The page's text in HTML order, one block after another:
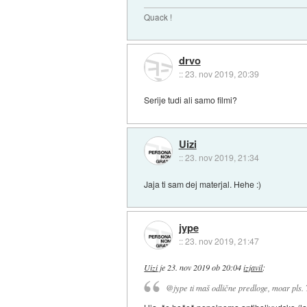
Quack !
drvo
::23. nov 2019, 20:39
Serije tudi ali samo filmi?
Uizi
::23. nov 2019, 21:34
Jaja ti sam dej materjal. Hehe :)
jype
::23. nov 2019, 21:47
Uizije 23. nov 2019 ob 20:04 izjavil:
@jype ti maš odlične predloge, moar pls.